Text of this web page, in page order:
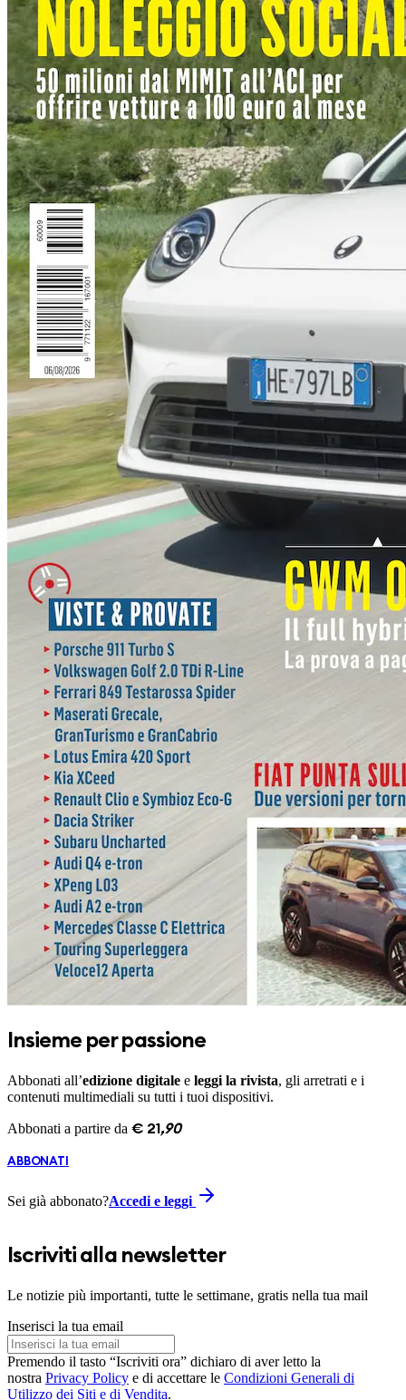
Insieme per passione
Abbonati all’edizione digitale e leggi la rivista, gli arretrati e i
contenuti multimediali su tutti i tuoi dispositivi.
Abbonati a partire da € 21 ,90
ABBONATI
Sei già abbonato?Accedi e leggi
Iscriviti alla newsletter
Le notizie più importanti, tutte le settimane, gratis nella tua mail
Inserisci la tua email
Premendo il tasto “Iscriviti ora” dichiaro di aver letto la
nostra Privacy Policy e di accettare le Condizioni Generali di
Utilizzo dei Siti e di Vendita.